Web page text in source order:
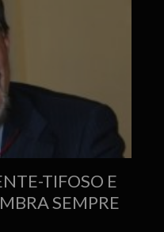
TIFOSO E
SEMPRE